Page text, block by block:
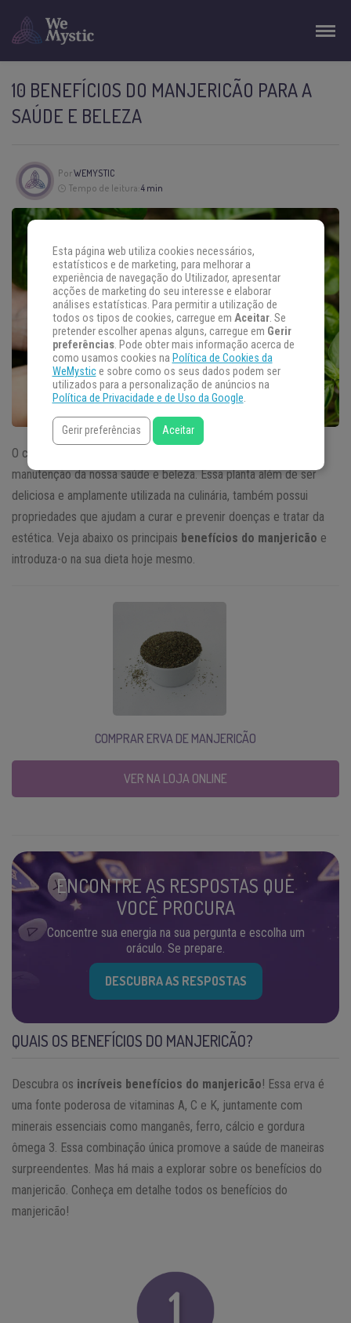
10 BENEFÍCIOS DO MANJERICÃO PARA A
SAÚDE E BELEZA
PorWEMYSTIC
Tempo de leitura:4 min
O consumo do
manutenção da nossa saúde e beleza. Essa planta além de ser
deliciosa e amplamente utilizada na culinária, também possui
propriedades que ajudam a curar e prevenir doenças e tratar da
estética. Veja abaixo os principais benefícios do manjericão e
introduza-o na sua dieta hoje mesmo.
COMPRAR ERVA DE MANJERICÃO
VER NA LOJA ONLINE
ENCONTRE AS RESPOSTAS QUE
VOCÊ PROCURA
Concentre sua energia na sua pergunta e escolha um
oráculo. Se prepare.
DESCUBRA AS RESPOSTAS
QUAIS OS BENEFÍCIOS DO MANJERICÃO?
Descubra os incríveis benefícios do manjericão! Essa erva é
uma fonte poderosa de vitaminas A, C e K, juntamente com
minerais essenciais como manganês, ferro, cálcio e gordura
ômega 3. Essa combinação única promove a saúde de maneiras
surpreendentes. Mas há mais a explorar sobre os benefícios do
manjericão. Conheça em detalhe todos os benefícios do
manjericão!
Esta página web utiliza cookies necessários,
estatísticos e de marketing, para melhorar a
experiência de navegação do Utilizador, apresentar
acções de marketing do seu interesse e elaborar
análises estatísticas. Para permitir a utilização de
todos os tipos de cookies, carregue em Aceitar. Se
pretender escolher apenas alguns, carregue em Gerir
preferências. Pode obter mais informação acerca de
como usamos cookies na Política de Cookies da
WeMystice sobre como os seus dados podem ser
utilizados para a personalização de anúncios na
Política de Privacidade e de Uso da Google.
Gerir preferências Aceitar